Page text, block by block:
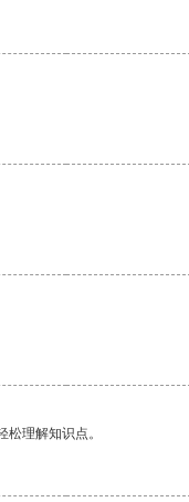
理解知识点。